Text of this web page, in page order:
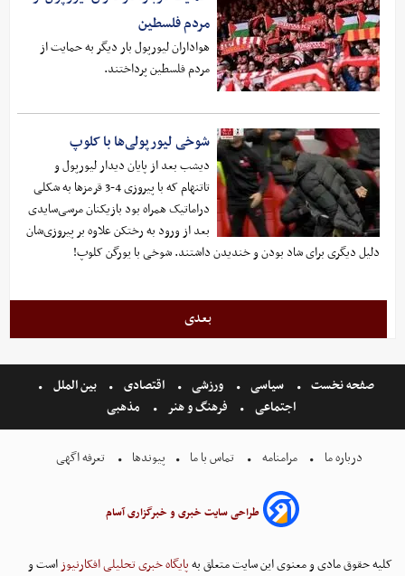
مردم فلسطین
هواداران لیورپول بار دیگر به حمایت از
مردم فلسطین پرداختند.
شوخی لیورپولی‌ها با کلوپ
دیشب بعد از پایان دیدار لیورپول و
تاتنهام که با پیروزی 4-3 قرمزها به شکلی
دراماتیک همراه بود بازیکنان مرسی‌سایدی
بعد از ورود به رختکن علاوه بر پیروزی‌شان
دلیل دیگری برای شاد بودن و خندیدن داشتند. شوخی با یورگن کلوپ!
بعدی
صفحه نخست سیاسی ورزشی اقتصادی
بین الملل
اجتماعی
فرهنگ و هنر مذهبی
درباره ما مرامنامه تماس با ما پیوندها تعرفه اگهی
طراحی سایت خبری و خبرگزاری آسام
کلیه حقوق مادی و معنوی این سایت متعلق بهپایگاه خبری تحلیلی افکارنیوزاست و